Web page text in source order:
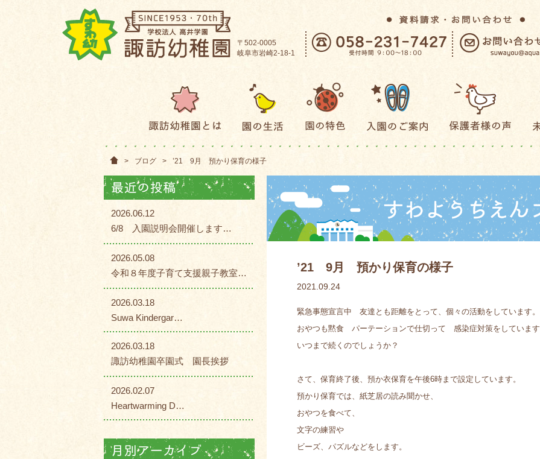
〒502-0005
岐阜市岩崎2-18-1
> ブログ > ’21 9月 預かり保育の様子
2026.06.12
6/8 入園説明会開催します…
2026.05.08
令和８年度子育て支援親子教室…
2026.03.18
Suwa Kindergar…
2026.03.18
諏訪幼稚園卒園式 園長挨拶
2026.02.07
Heartwarming D…
’21 9月 預かり保育の様子
2021.09.24
緊急事態宣言中 友達とも距離をとって、個々の活動をしています。
おやつも黙食 パーテーションで仕切って 感染症対策をしています
いつまで続くのでしょうか？
さて、保育終了後、預か衣保育を午後6時まで設定しています。
預かり保育では、紙芝居の読み聞かせ、
おやつを食べて、
文字の練習や
ビーズ、パズルなどをします。